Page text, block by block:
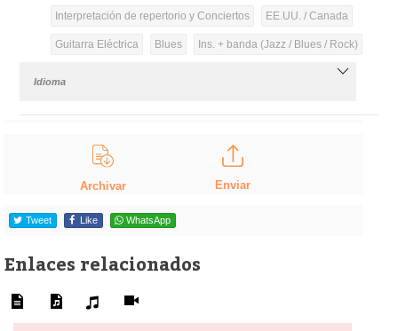
Interpretación de repertorio y Conciertos EE.UU. / Canada
Guitarra Eléctrica Blues Ins. + banda (Jazz / Blues / Rock)
Idioma
Archivar Enviar
Tweet Like WhatsApp
Enlaces relacionados